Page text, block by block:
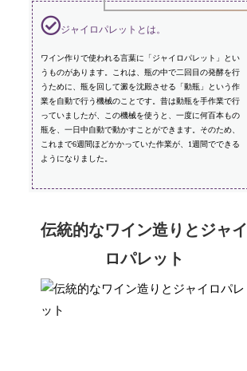
ジャイロパレットとは。
ワイン作りで使われる言葉に「ジャイロパレット」とい
うものがあります。これは、瓶の中で二回目の発酵を行
うために、瓶を回して澱を沈殿させる「動瓶」という作
業を自動で行う機械のことです。昔は動瓶を手作業で行
っていましたが、この機械を使うと、一度に何百本もの
瓶を、一日中自動で動かすことができます。そのため、
これまで6週間ほどかかっていた作業が、1週間でできる
ようになりました。
伝統的なワイン造りとジャイ
ロパレット